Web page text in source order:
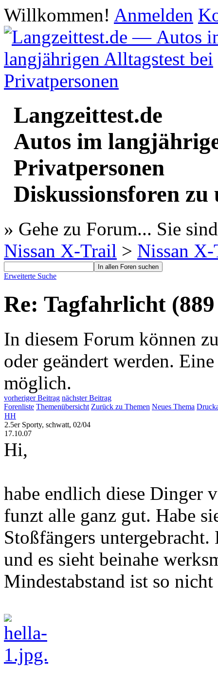
Willkommen! Anmelden
Langzeittest.de
Autos im
Privatpersonen
Diskussionsforen zu
» Gehe zu Forum... Sie
Nissan X-Trail > Nissan
Erweiterte Suche
Re: Tagfahrlicht
In diesem Forum können
oder geändert werden.
möglich.
vorheriger Beitrag nächster Beitrag
Forenliste Themenübersicht Zurück zu Themen Neues Thema
HH
2.5er Sporty, schwatt, 02/04
17.10.07
Hi,
habe endlich diese Dinger
funzt alle ganz gut. Habe
Stoßfängers
und es sieht beinahe
Mindestabstand ist so